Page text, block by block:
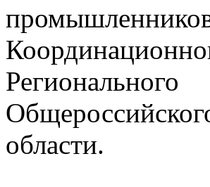
области.